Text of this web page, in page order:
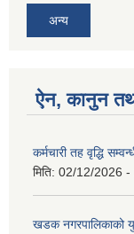
अन्य
ऐन, कानुन
कर्मचारी तह वृद्धि
मिति: 02/12/2026 -
खडक नगरपालिकाको